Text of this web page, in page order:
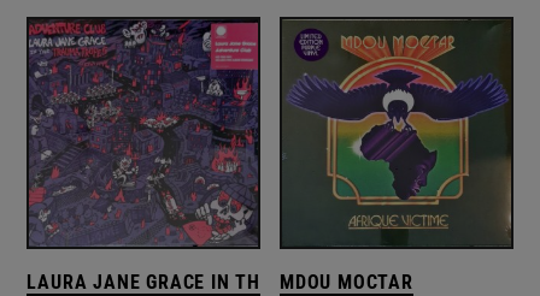
LAURA JANE GRACE IN THE TRAUMA TROPES
MDOU MOCTAR